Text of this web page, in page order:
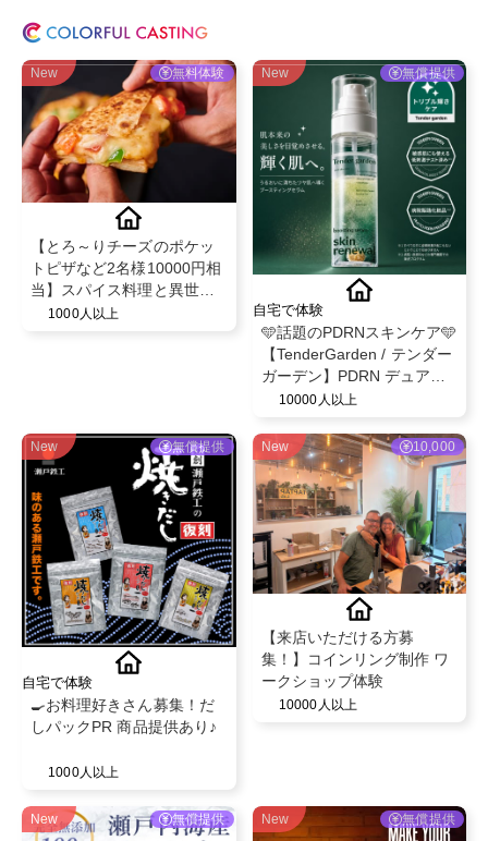
New 無料体験
【とろ～りチーズのポケッ
トピザなど2名様10000円相
当】スパイス料理と異世界
空間で話題のビストロ"MAD
1000人以上
New 無償提供
自宅で体験
🩵話題のPDRNスキンケア🩵
【TenderGarden / テンダー
ガーデン】PDRN デュアル
ブースト 美容液ミスト モニ
10000人以上
New 無償提供
自宅で体験
🍳お料理好きさん募集！だ
しパックPR 商品提供あり♪
1000人以上
New 10,000
【来店いただける方募
集！】コインリング制作 ワ
ークショップ体験
10000人以上
New 無償提供 New 無償提供